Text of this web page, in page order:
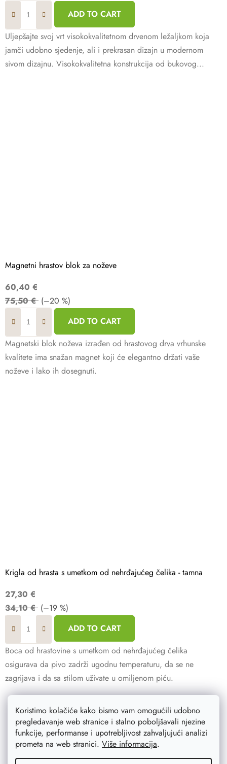
Koristimo kolačiće kako bismo vam omogućili udobno
pregledavanje web stranice i stalno poboljšavali njezine
funkcije, performanse i upotrebljivost zahvaljujući analizi
prometa na web stranici. Više informacija.
ADD TO CART
Uljepšajte svoj vrt visokokvalitetnom drvenom ležaljkom koja
jamči udobno sjedenje, ali i prekrasan dizajn u modernom
sivom dizajnu. Visokokvalitetna konstrukcija od bukovog...
Magnetni hrastov blok za noževe
60,40 €
75,50 € (–20 %)
ADD TO CART
Magnetski blok noževa izrađen od hrastovog drva vrhunske
kvalitete ima snažan magnet koji će elegantno držati vaše
noževe i lako ih dosegnuti.
Krigla od hrasta s umetkom od nehrđajućeg čelika - tamna
27,30 €
34,10 € (–19 %)
ADD TO CART
Boca od hrastovine s umetkom od nehrđajućeg čelika
osigurava da pivo zadrži ugodnu temperaturu, da se ne
zagrijava i da sa stilom uživate u omiljenom piću.